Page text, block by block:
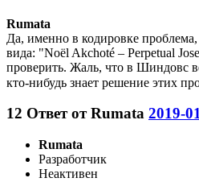
Rumata
Да, именно в кодировке
вида: "Noël Akchoté – Perpetual
проверить. Жаль, что в Шиндовс
кто-нибудь знает решение этих
12 Ответ отRumata 2019-
Rumata
Разработчик
Неактивен